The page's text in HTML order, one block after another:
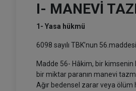
I- MANEVİ
1- Yasa hükmü
6098 sayılı TBK’nun
Madde 56- Hâkim, bir
bir miktar paranın manevi
Ağır bedensel zarar veya